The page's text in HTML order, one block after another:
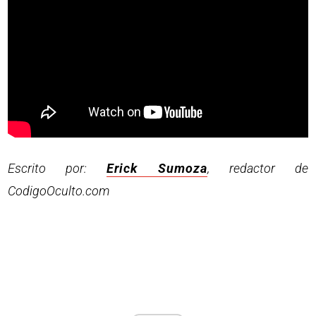
Escrito por:Erick Sumoza, redactor de
CodigoOculto.com